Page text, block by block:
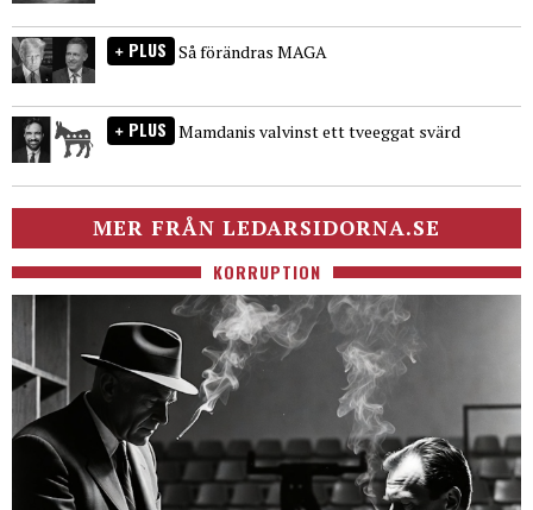
PLUS Så förändras MAGA
PLUS Mamdanis valvinst ett tveeggat svärd
MER FRÅN LEDARSIDORNA.SE
KORRUPTION